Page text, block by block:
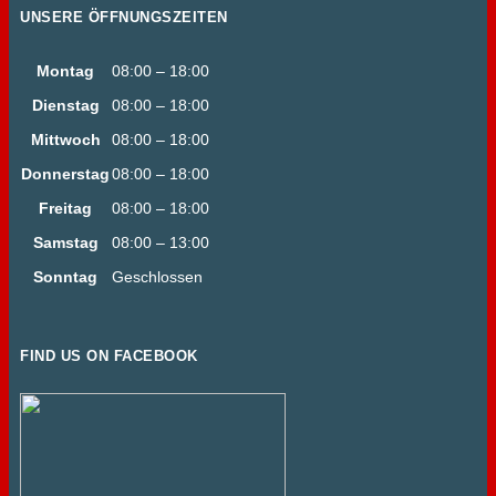
UNSERE ÖFFNUNGSZEITEN
Montag
08:00 – 18:00
Dienstag
08:00 – 18:00
Mittwoch
08:00 – 18:00
Donnerstag08:00 – 18:00
Freitag
08:00 – 18:00
Samstag
08:00 – 13:00
Sonntag
Geschlossen
FIND US ON FACEBOOK